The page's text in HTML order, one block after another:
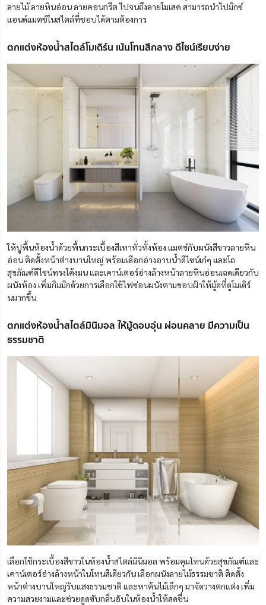
ลายไม้ ลายหินอ่อน ลายคอนกรีต ไปจนถึงลายโมเสค สามารถนำไปมิกซ์
แอนด์แมตช์ในสไตล์ที่ชอบได้ตามต้องการ
ตกแต่งห้องน้ำสไตล์โมเดิร์น เน้นโทนสีกลาง ดีไซน์เรียบง่าย
ให้ปูพื้นห้องน้ำด้วยพื้นกระเบื้องสีเทาทั่วทั้งห้อง แมตซ์กับผนังสีขาวลายหิน
อ่อน ติดตั้งหน้าต่างบานใหญ่ พร้อมเลือกอ่างอาบน้ำดีไซน์เก๋ๆ และโถ
สุขภัณฑ์ดีไซน์ทรงโค้งมน และเคาน์เตอร์อ่างล้างหน้าลายหินอ่อนเฉดเดียวกับ
ผนังห้อง เพิ่มกิมมิกด้วยการเลือกใช้ไฟซ่อนผนังตามขอบฝ้าให้มู้ดที่ดูโมเดิร์
นมากขึ้น
ตกแต่งห้องน้ำสไตล์มินิมอล ให้มู้ดอบอุ่น ผ่อนคลาย มีความเป็น
ธรรมชาติ
เลือกใช้กระเบื้องสีขาวในห้องน้ำสไตล์มินิมอล พร้อมคุมโทนด้วยสุขภัณฑ์และ
เคาน์เตอร์อ่างล้างหน้าในโทนสีเดียวกัน เลือกผนังลายไม้ธรรมชาติ ติดตั้ง
หน้าต่างบานใหญ่รับแสงธรรมชาติ และหาต้นไม้เล็กๆ มาจัดวางตกแต่ง เพิ่ม
ความสวยงามและช่วยดูดซับกลิ่นอับในห้องน้ำให้สดชื่น